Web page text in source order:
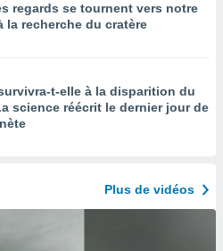
regards se tournent vers notre
la recherche du cratère
t-elle à la disparition du
science réécrit le dernier jour de
Plus de vidéos